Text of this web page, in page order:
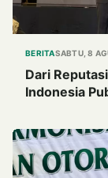
BERITASABTU, 8
Dari
Indonesia